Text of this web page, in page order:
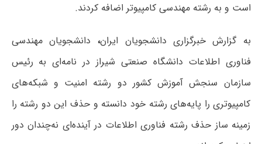
است و به رشته مهندسی کامپیوتر اضافه کردند.
به گزارش خبرگزاری دانشجویان ایران، دانشجویان مهندسی
فناوری اطلاعات دانشگاه صنعتی شیراز در نامه‌ای به رئیس
سازمان سنجش آموزش کشور دو رشته امنیت و شبکه‌های
کامپیوتری را پایه‌های رشته خود دانسته و حذف این دو رشته را
زمینه ساز حذف رشته فناوری اطلاعات در آینده‌ای نه‌چندان دور